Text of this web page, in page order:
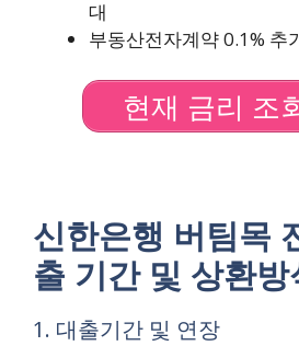
대
부동산전자계약 0.1% 추
현재 금리 조
신한은행 버팀목
출 기간 및 상환방
1. 대출기간 및 연장